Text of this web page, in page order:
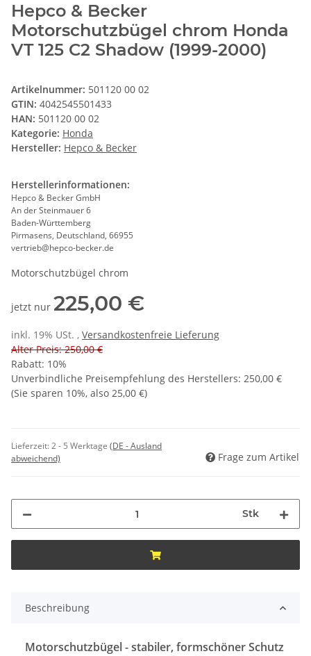
Hepco & Becker
Motorschutzbügel chrom Honda
VT 125 C2 Shadow (1999-2000)
Artikelnummer: 501120 00 02
GTIN: 4042545501433
HAN: 501120 00 02
Kategorie: Honda
Hersteller: Hepco & Becker
Herstellerinformationen:
Hepco & Becker GmbH
An der Steinmauer 6
Baden-Württemberg
Pirmasens, Deutschland, 66955
vertrieb@hepco-becker.de
Motorschutzbügel chrom
jetzt nur 225,00 €
inkl. 19% USt. , Versandkostenfreie Lieferung
Alter Preis: 250,00 €
Rabatt: 10%
Unverbindliche Preisempfehlung des Herstellers: 250,00 €
(Sie sparen 10%, also 25,00 €)
Lieferzeit:2 - 5 Werktage (DE - Ausland
abweichend)
Frage zum Artikel
Stk
Beschreibung
Motorschutzbügel - stabiler, formschöner Schutz